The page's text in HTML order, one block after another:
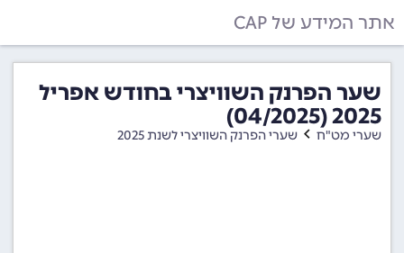
אתר המידע של CAP
שער הפרנק השוויצרי בחודש אפריל
2025 (04/2025)
שערי מט"ח שערי הפרנק השוויצרי לשנת 2025